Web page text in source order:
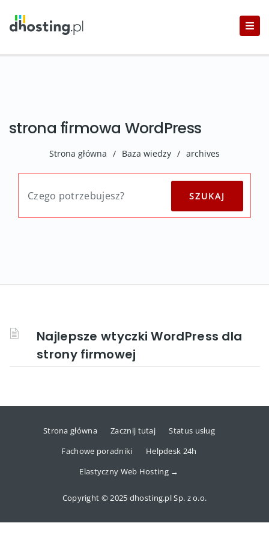
strona firmowa WordPress
Strona główna / Baza wiedzy / archives
Najlepsze wtyczki WordPress dla
strony firmowej
Strona główna Zacznij tutaj
Status usług
Fachowe poradniki
Helpdesk 24h
Elastyczny Web Hosting →
Copyright © 2025 dhosting.pl Sp. z o.o.